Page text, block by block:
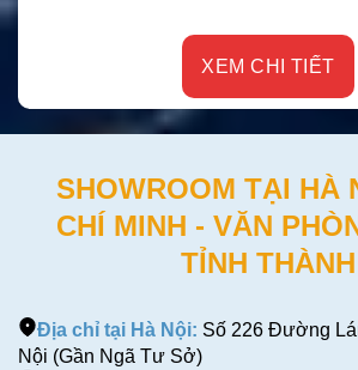
XEM CHI TIẾT
SHOWROOM TẠI HÀ
CHÍ MINH - VĂN
TỈNH THÀNH
Địa chỉ tại Hà Nội: Số 226 Đường
Nội (Gần Ngã Tư Sở)